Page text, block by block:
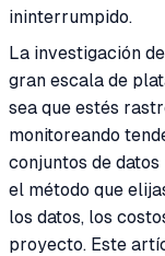
ininterrumpido.
La investigación
gran escala de
sea que estés
monitoreando
conjuntos de
el método que
los datos, los
proyecto. Este